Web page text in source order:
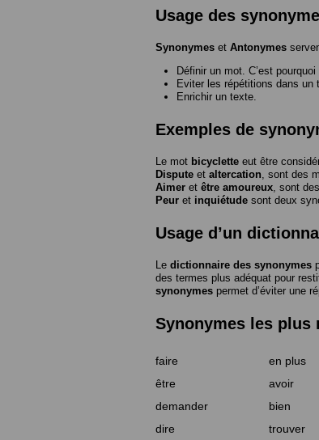
Usage des
Synonymes et Antonymes
Définir un mot. C’est
Eviter les répétitions dans un
Enrichir un texte.
Exemples de
Le mot bicyclette eut être
Dispute et altercation , sont des
Aimer et être amoureux , sont
Peur et inquiétude sont deux
Usage d’un
Le dictionnaire des synonymes
des termes plus adéquat pour
synonymes permet d’éviter une
Synonymes les plus
faire en plus
être
avoir
demander
bien
dire
trouver